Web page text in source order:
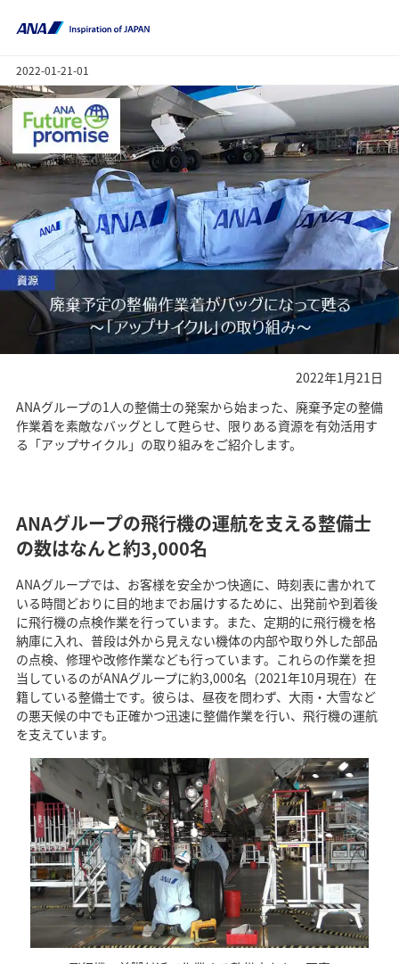
2022-01-21-01
2022年1月21日
ANAグループの1人の整備士の発案から始まった、廃棄予定の整備
作業着を素敵なバッグとして甦らせ、限りある資源を有効活用す
る「アップサイクル」の取り組みをご紹介します。
ANAグループの飛行機の運航を支える整備士
の数はなんと約3,000名
ANAグループでは、お客様を安全かつ快適に、時刻表に書かれて
いる時間どおりに目的地までお届けするために、出発前や到着後
に飛行機の点検作業を行っています。また、定期的に飛行機を格
納庫に入れ、普段は外から見えない機体の内部や取り外した部品
の点検、修理や改修作業なども行っています。これらの作業を担
当しているのがANAグループに約3,000名（2021年10月現在）在
籍している整備士です。彼らは、昼夜を問わず、大雨・大雪など
の悪天候の中でも正確かつ迅速に整備作業を行い、飛行機の運航
を支えています。